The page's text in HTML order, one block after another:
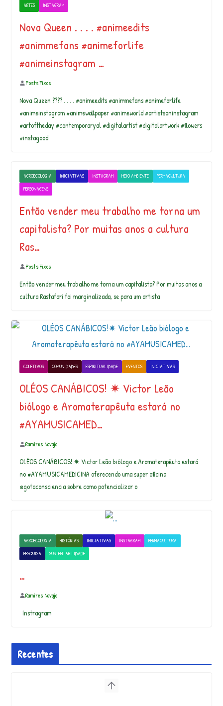
ARTES INSTAGRAM
Nova Queen . . . . #animeedits
#animmefans #animeforlife
#animeinstagram …
Posts Fixos
Nova Queen ???? . . . . #animeedits #animmefans #animeforlife
#animeinstagram #animewallpaper #animeworld #artistsoninstagram
#artoftheday #contemporaryal #digitalartist #digitalartwork #flowers
#instagood
AGROECOLOGIA INICIATIVAS INSTAGRAM MEIO AMBIENTE
PERMACULTURA
PERSONAGENS
Então vender meu trabalho me torna um
capitalista? Por muitas anos a cultura
Ras…
Posts Fixos
Então vender meu trabalho me torna um capitalista? Por muitas anos a
cultura Rastafari foi marginalizada, se para um artista
COLETIVOS COMUNIDADES ESPIRITUALIDADE EVENTOS INICIATIVAS
OLÉOS CANÁBICOS! ✷ Victor Leão
biólogo e Aromaterapêuta estará no
#AYAMUSICAMED…
Ramires Navajo
OLÉOS CANÁBICOS! ✷ Victor Leão biólogo e Aromaterapêuta estará
no #AYAMUSICAMEDICINA oferecendo uma super oficina
@gotaconsciencia sobre como potencializar o
AGROECOLOGIA HISTÓRIAS INICIATIVAS INSTAGRAM
PERMACULTURA
PESQUISA
SUSTENTABILIDADE
…
Ramires Navajo
Instragram
Recentes